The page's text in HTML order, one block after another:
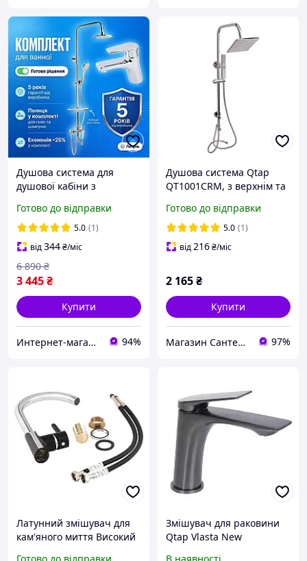
Душова система для
душової кабіни з
змішувачем для
умивальника
Готово до відправки
5.0 (1)
від344₴/міс
3 445₴
6 890 ₴
Купити
Интернет-магазин Строй Дом 94%
Душова система Qtap
QT1001CRM, з верхнім та
латунь/ABS пластик, хром
(SD00023036)
Готово до відправки
5.0 (1)
від216₴/міс
2 165₴
Купити
Магазин Сантехнік 97%
Латунний змішувач для
кам'яного миття Високий
Змішувач для раковини
Qtap Vlasta New